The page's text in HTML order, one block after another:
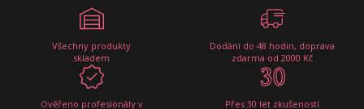
Všechny produkty
skladem
Dodání do 48 hodin, doprava
zdarma od 2000 Kč
Ověřeno profesionály v
Přes 30 let zkušeností